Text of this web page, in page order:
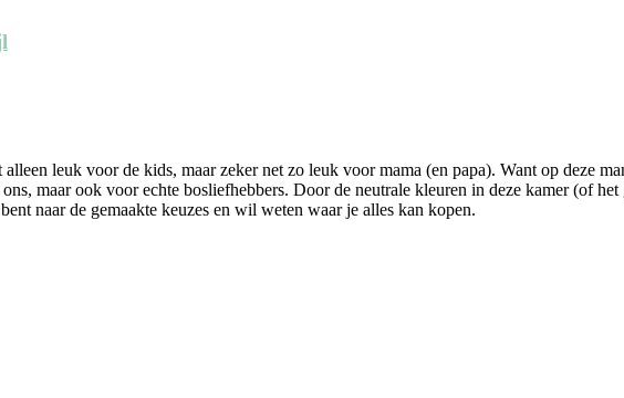
leuk voor de kids, maar zeker net zo leuk voor mama (en papa). Want op deze
maar ook voor echte bosliefhebbers. Door de neutrale kleuren in deze kamer (of
naar de gemaakte keuzes en wil weten waar je alles kan kopen.